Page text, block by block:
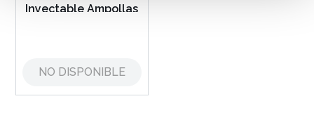
Inyectable Ampollas
NO DISPONIBLE